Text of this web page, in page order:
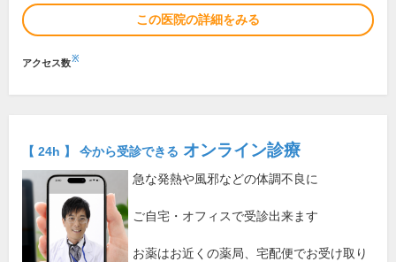
この医院の詳細をみる
アクセス数※
【 24h 】 今から受診できる オンライン診療
急な発熱や風邪などの体調不良に
ご自宅・オフィスで受診出来ます
お薬はお近くの薬局、宅配便でお受け取り